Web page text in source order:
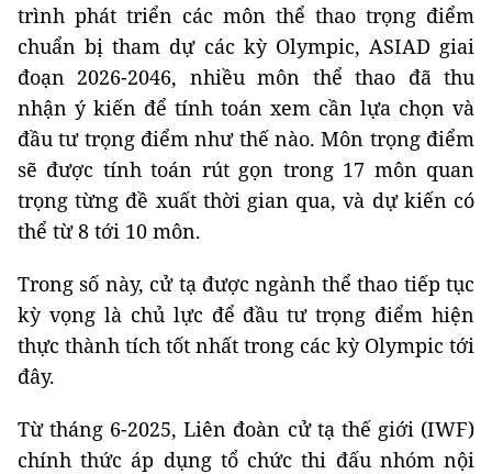
trình phát triển các môn thể thao trọng điểm
chuẩn bị tham dự các kỳ Olympic, ASIAD giai
đoạn 2026-2046, nhiều môn thể thao đã thu
nhận ý kiến để tính toán xem cần lựa chọn và
đầu tư trọng điểm như thế nào. Môn trọng điểm
sẽ được tính toán rút gọn trong 17 môn quan
trọng từng đề xuất thời gian qua, và dự kiến có
thể từ 8 tới 10 môn.
Trong số này, cử tạ được ngành thể thao tiếp tục
kỳ vọng là chủ lực để đầu tư trọng điểm hiện
thực thành tích tốt nhất trong các kỳ Olympic tới
đây.
Từ tháng 6-2025, Liên đoàn cử tạ thế giới (IWF)
chính thức áp dụng tổ chức thi đấu nhóm nội